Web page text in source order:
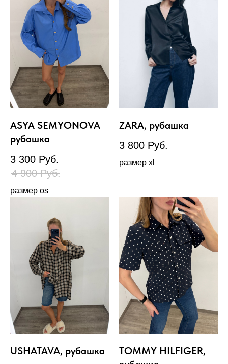
ASYA SEMYONOVA
рубашка
3 300 Руб.
4 900 Руб.
размер os
ZARA, рубашка
3 800 Руб.
размер xl
USHATAVA, рубашка
TOMMY HILFIGER,